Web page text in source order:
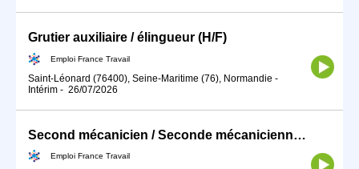
Grutier auxiliaire / élingueur (H/F)
Emploi France Travail
Saint-Léonard (76400), Seine-Maritime (76), Normandie -
Intérim - 26/07/2026
Second mécanicien / Seconde mécanicienne (H/F)
Emploi France Travail